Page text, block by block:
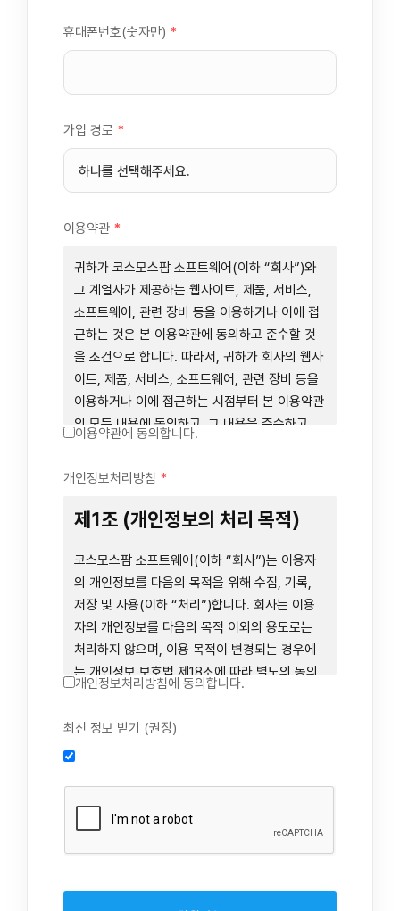
휴대폰번호(숫자만) *
가입 경로 *
이용약관 *
귀하가 코스모스팜 소프트웨어(이하 “회사”)와
그 계열사가 제공하는 웹사이트, 제품, 서비스,
소프트웨어, 관련 장비 등을 이용하거나 이에 접
근하는 것은 본 이용약관에 동의하고 준수할 것
을 조건으로 합니다. 따라서, 귀하가 회사의 웹사
이트, 제품, 서비스, 소프트웨어, 관련 장비 등을
이용하거나 이에 접근하는 시점부터 본 이용약관
의 모든 내용에 동의하고, 그 내용을 준수하고,
귀하가 본 이용약관에 동의하지 않을 경우에는
련 장비 등을 이용하거나 이에 접근하는 행위를
즉시 중단하여야 합니다. 그러므로, 서비스 사용
전에 본 이용약관의 내용을 주의 깊게 읽으시기
바랍니다.
제1장 총칙
제1조 (목적)
웹사이트, 관련 소프트웨어 및 장비 등을 통하여
제공하는 "사이드톡" 서비스와 관련하여 회사와
사항을 규정함을 목적으로 합니다.
이용약관에 동의합니다.
개인정보처리방침 *
제1조 (개인정보의 처리 목적)
코스모스팜 소프트웨어(이하 “회사”)는 이용자
의 개인정보를 다음의 목적을 위해 수집, 기록,
저장 및 사용(이하 “처리”)합니다. 회사는 이용
자의 개인정보를 다음의 목적 이외의 용도로는
처리하지 않으며, 이용 목적이 변경되는 경우에
는 개인정보 보호법 제18조에 따라 별도의 동의
를 받는 등 법령상 필요한 조치를 이행합니다.
인 동의 진행, 이용자 및 법정대리인의 본인 확
인, 이용자 식별, 회원탈퇴 의사의 확인
2. 약관 위반 행위 등을 포함하여 서비스의 원활
한 운영에 지장을 주는 행위에 대한 방지 및 제
재, 계정도용 방지, 약관 개정 등의 고지사항 전
달, 분쟁조정을 위한 기록 보존, 민원처리 등 이
3. 서비스 이용기록과 접속 빈도 분석, 서비스 이
개인정보처리방침에 동의합니다.
최신 정보 받기 (권장)